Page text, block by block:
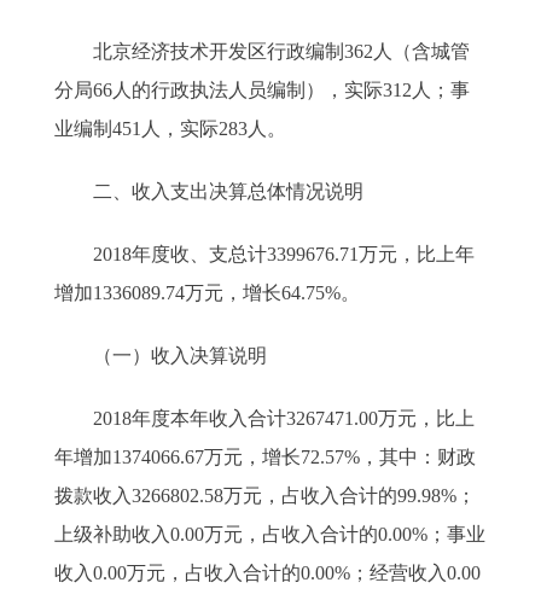
北京经济技术开发区行政编制362人（含城管
分局66人的行政执法人员编制），实际312人；事
业编制451人，实际283人。
二、收入支出决算总体情况说明
2018年度收、支总计3399676.71万元，比上年
增加1336089.74万元，增长64.75%。
（一）收入决算说明
2018年度本年收入合计3267471.00万元，比上
年增加1374066.67万元，增长72.57%，其中：财政
拨款收入3266802.58万元，占收入合计的99.98%；
上级补助收入0.00万元，占收入合计的0.00%；事业
收入0.00万元，占收入合计的0.00%；经营收入0.00